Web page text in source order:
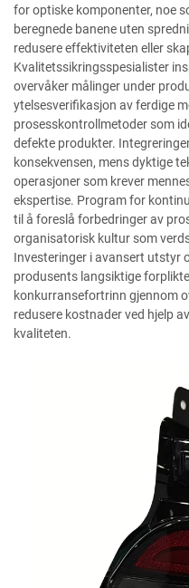
for optiske komponenter, noe
beregnede banene uten
redusere effektiviteten eller
Kvalitetssikringsspesialister
overvåker målinger under
ytelsesverifikasjon av ferdige
prosesskontrollmetoder som
defekte produkter.
konsekvensen, mens dyktige
operasjoner som krever
ekspertise. Program for
til å foreslå forbedringer av
organisatorisk kultur som
Investeringer i avansert utstyr
produsents langsiktige
konkurransefortrinn gjennom
redusere kostnader ved hjelp
kvaliteten.